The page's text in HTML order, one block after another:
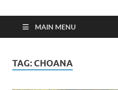
MAIN MENU
TAG: CHOANA